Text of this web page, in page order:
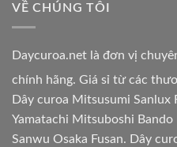
VỀ CHÚNG TÔI
Daycuroa.net là đơn vị
chính hãng. Giá sỉ từ các
Dây curoa Mitsusumi Sanlux
Yamatachi Mitsuboshi
Sanwu Osaka Fusan. Dây